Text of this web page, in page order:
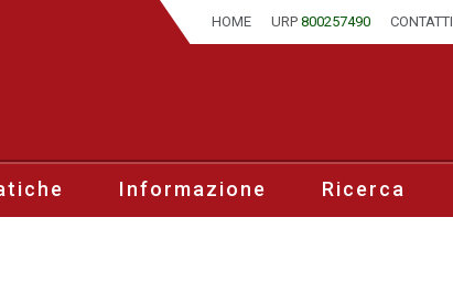
HOME URP 800257490 CONTATTI
Informazione Ricerca